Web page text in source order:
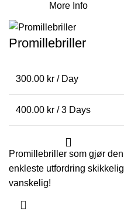
More Info
Promillebriller
300.00 kr / Day
400.00 kr / 3 Days
Promillebriller som gjør den
enkleste utfordring skikkelig
vanskelig!